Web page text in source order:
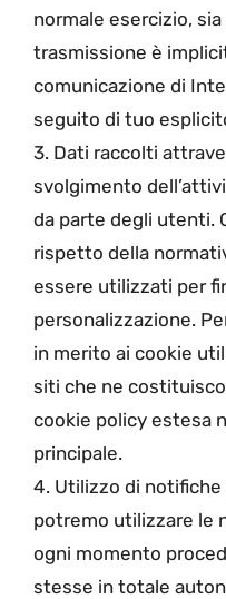
normale esercizio,
trasmissione è
comunicazione di
seguito di tuo
3. Dati raccolti
svolgimento
da parte degli utenti.
rispetto della
essere utilizzati per
personalizzazione.
in merito ai cookie
siti che ne
cookie policy estesa
principale.
4. Utilizzo di
potremo utilizzare le
ogni momento
stesse in totale